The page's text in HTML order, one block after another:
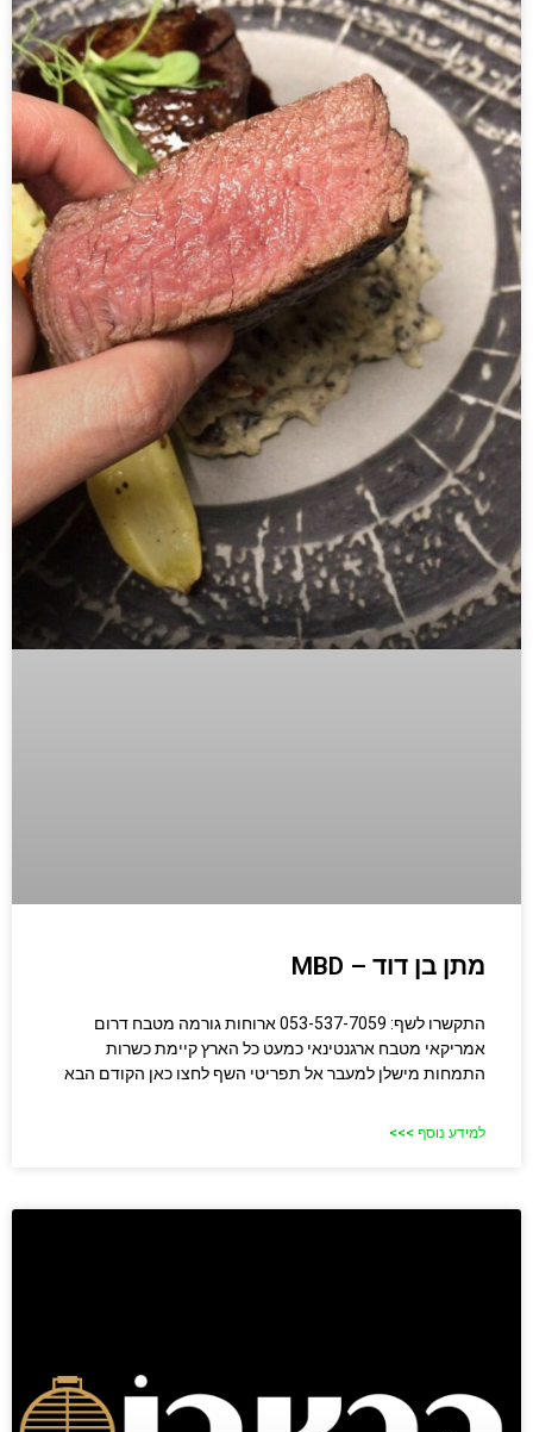
מתן בן דוד – MBD
התקשרו לשף: 053-537-7059 ארוחות גורמה מטבח דרום
אמריקאי מטבח ארגנטינאי כמעט כל הארץ קיימת כשרות
התמחות מישלן למעבר אל תפריטי השף לחצו כאן הקודם הבא
למידע נוסף >>>